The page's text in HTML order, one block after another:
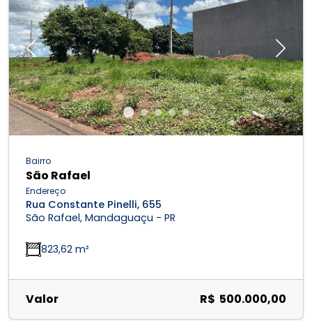
Previous Next
Bairro
São Rafael
Endereço
Rua Constante Pinelli, 655
São Rafael, Mandaguaçu - PR
823,62 m²
Valor R$ 500.000,00